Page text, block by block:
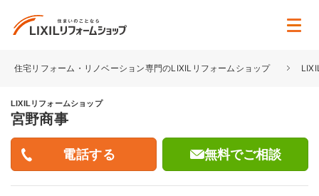
住宅リフォーム・リノベーション専門のLIXILリフォームショップ
LIXILリフォームショップ
宮野商事
無料でご相談